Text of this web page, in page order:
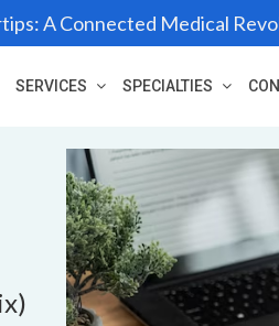
A Connected Medical
SERVICES SPECIALTIES